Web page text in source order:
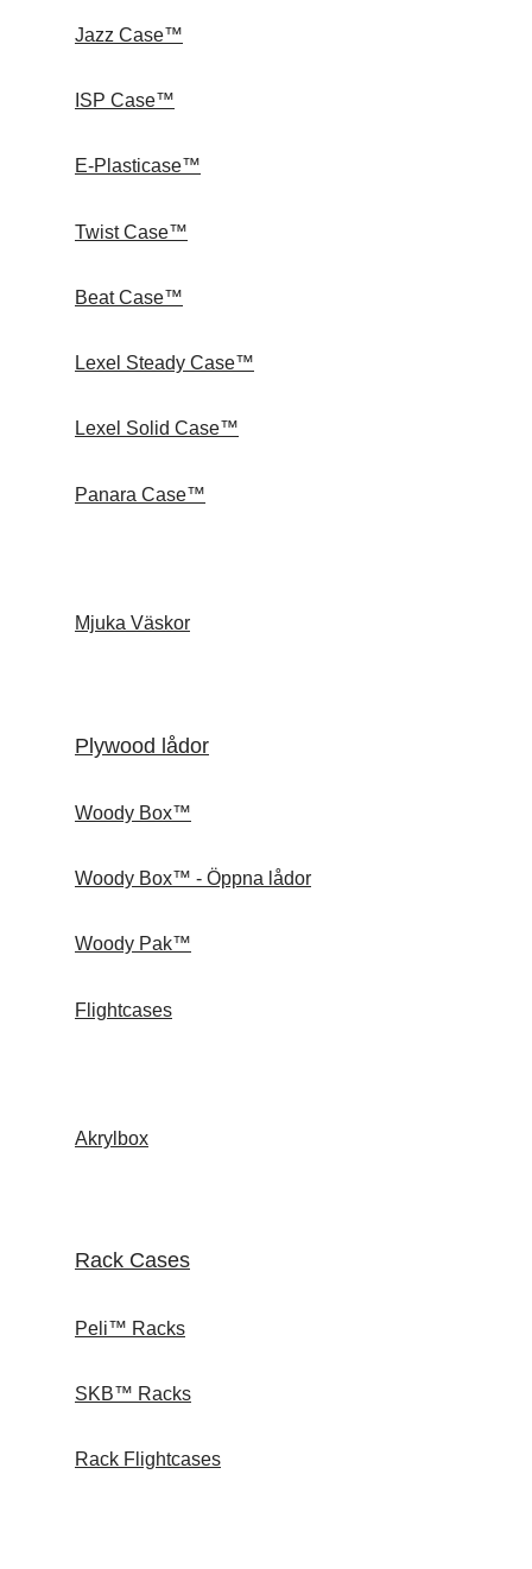
Jazz Case™
ISP Case™
E-Plasticase™
Twist Case™
Beat Case™
Lexel Steady Case™
Lexel Solid Case™
Panara Case™
Mjuka Väskor
Plywood lådor
Woody Box™
Woody Box™ - Öppna lådor
Woody Pak™
Flightcases
Akrylbox
Rack Cases
Peli™ Racks
SKB™ Racks
Rack Flightcases